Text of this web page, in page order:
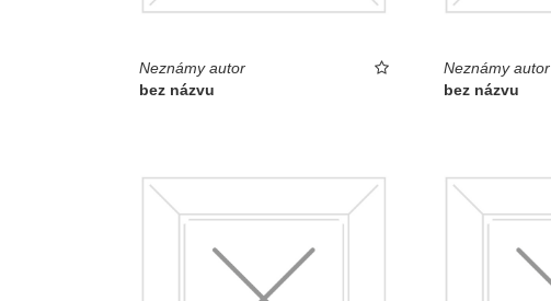
Neznámy autor
bez názvu
Neznámy autor
bez názvu